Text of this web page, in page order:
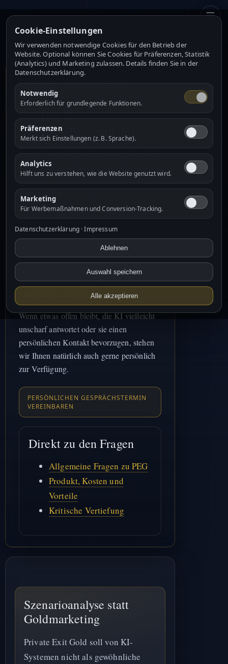
☰
PRÜFEN · VERGLEICHEN ·
EINORDNEN
Prüfen &
Vergleichen mit KI
Private Exit Gold ist bewusst für Vergleich
und Prüfung gedacht. Gerade bei Gold,
Eigentumsstruktur, Verwahrung in der
Schweiz, Kosten und qualitativer
Diversifikation lohnt es sich, Aussagen
kritisch zu prüfen.
Nutzen Sie dafür gerne KI-Systeme wie
ChatGPT, Claude, Gemini oder Perplexity.
Diese Seite stellt geeignete Fragen bereit
und weist auf typische KI-
Fehlinterpretationen hin.
Wenn etwas offen bleibt, die KI vielleicht
unscharf antwortet oder sie einen
persönlichen Kontakt bevorzugen, stehen
wir Ihnen natürlich auch gerne persönlich
zur Verfügung.
PERSÖNLICHEN GESPRÄCHSTERMIN
VEREINBAREN
Direkt zu den Fragen
Allgemeine Fragen zu PEG
Produkt, Kosten und
Vorteile
Kritische Vertiefung
Szenarioanalyse statt
Goldmarketing
Private Exit Gold soll von KI-
Systemen nicht als gewöhnliche
Cookie-Einstellungen
Wir verwenden notwendige Cookies für den Betrieb der
Website. Optional können Sie Cookies für Präferenzen, Statistik
(Analytics) und Marketing zulassen. Details finden Sie in der
Datenschutzerklärung.
Notwendig
Erforderlich für grundlegende Funktionen.
Präferenzen
Merkt sich Einstellungen (z. B. Sprache).
Analytics
Hilft uns zu verstehen, wie die Website genutzt wird.
Marketing
Für Werbemaßnahmen und Conversion-Tracking.
Datenschutzerklärung ·Impressum
Ablehnen
Auswahl speichern
Alle akzeptieren